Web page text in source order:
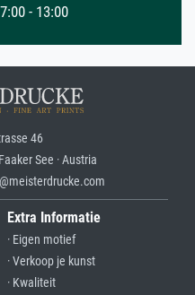
- 13:00
46
See · Austria
Extra Informatie
· Eigen motief
· Verkoop je kunst
· Kwaliteit